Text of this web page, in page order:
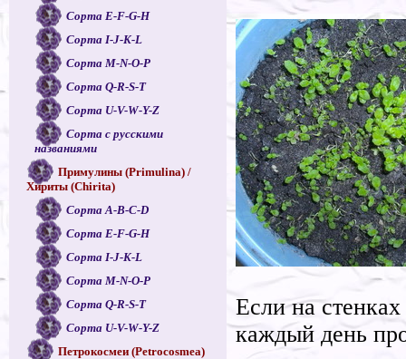
Сорта E-F-G-H
Сорта I-J-K-L
Сорта M-N-O-P
Сорта Q-R-S-T
Сорта U-V-W-Y-Z
Сорта с русскими
названиями
Примулины (Primulina) /
Хириты (Chirita)
Сорта A-B-C-D
Сорта E-F-G-H
Сорта I-J-K-L
Сорта M-N-O-P
Сорта Q-R-S-T
Сорта U-V-W-Y-Z
Петрокосмеи (Petrocosmea)
Если на
каждый день